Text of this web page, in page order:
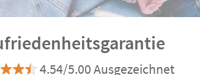
4.54/5.00 Ausgezeichnet